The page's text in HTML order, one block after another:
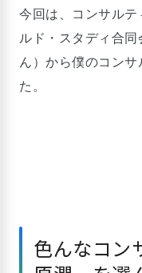
今回は、コンサルテ
ルド・スタディ合
ん）から僕のコン
た。
色んなコン